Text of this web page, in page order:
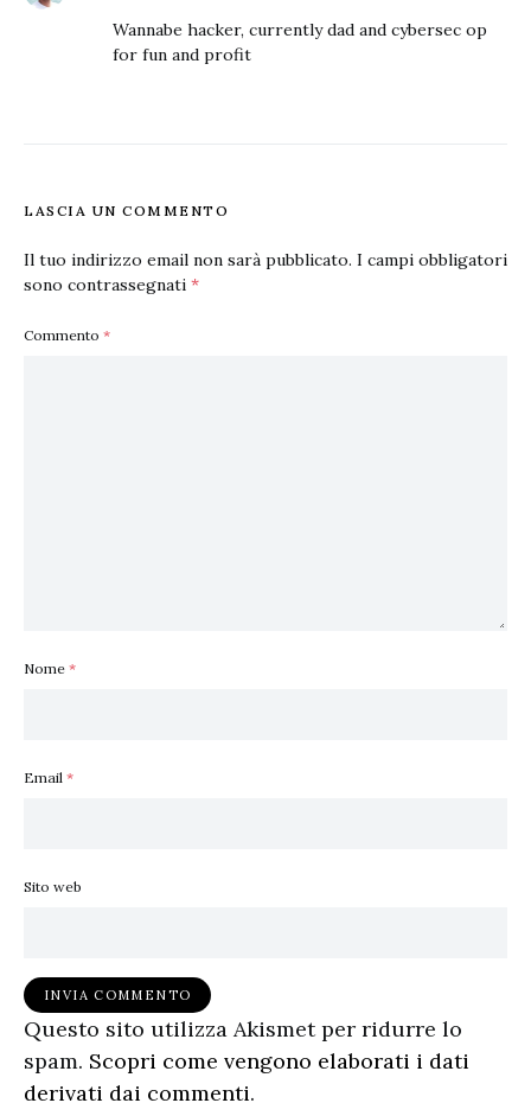
Wannabe hacker, currently dad and cybersec op
for fun and profit
LASCIA UN COMMENTO
Il tuo indirizzo email non sarà pubblicato. I campi obbligatori
sono contrassegnati *
Commento *
Nome *
Email *
Sito web
Questo sito utilizza Akismet per ridurre lo
spam. Scopri come vengono elaborati i dati
derivati dai commenti.